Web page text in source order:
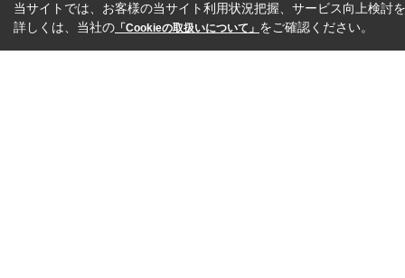
当サイトでは、お客様の当サイト利用状況把握、サービス向上検討
詳しくは、当社の 「Cookieの取扱いについて」 をご確認ください。